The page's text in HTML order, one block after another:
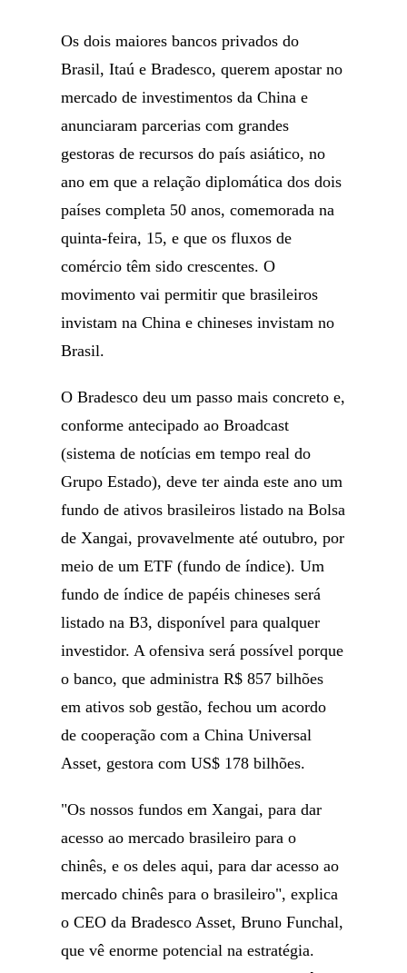
Os dois maiores bancos privados do
Brasil, Itaú e Bradesco, querem apostar no
mercado de investimentos da China e
anunciaram parcerias com grandes
gestoras de recursos do país asiático, no
ano em que a relação diplomática dos dois
países completa 50 anos, comemorada na
quinta-feira, 15, e que os fluxos de
comércio têm sido crescentes. O
movimento vai permitir que brasileiros
invistam na China e chineses invistam no
Brasil.
O Bradesco deu um passo mais concreto e,
conforme antecipado ao Broadcast
(sistema de notícias em tempo real do
Grupo Estado), deve ter ainda este ano um
fundo de ativos brasileiros listado na Bolsa
de Xangai, provavelmente até outubro, por
meio de um ETF (fundo de índice). Um
fundo de índice de papéis chineses será
listado na B3, disponível para qualquer
investidor. A ofensiva será possível porque
o banco, que administra R$ 857 bilhões
em ativos sob gestão, fechou um acordo
de cooperação com a China Universal
Asset, gestora com US$ 178 bilhões.
"Os nossos fundos em Xangai, para dar
acesso ao mercado brasileiro para o
chinês, e os deles aqui, para dar acesso ao
mercado chinês para o brasileiro", explica
o CEO da Bradesco Asset, Bruno Funchal,
que vê enorme potencial na estratégia.